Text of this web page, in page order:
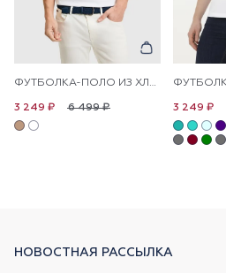
ФУТБОЛКА-ПОЛО ИЗ ХЛОПКА С КОНТРАСТНОЙ ОКАНТОВКОЙ
6 499 ₽
3 249 ₽ 3 249 ₽
НОВОСТНАЯ РАССЫЛКА